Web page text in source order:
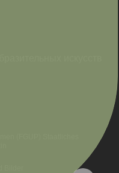
(FGUP) Staatliches